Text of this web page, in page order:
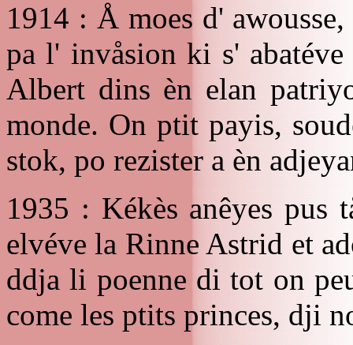
1914 : Å moes d'
pa l' invåsion ki s'
Albert dins èn elan
monde. On ptit payis,
stok, po rezister a èn
1935 : Kékès anêyes pus
elvéve la Rinne Astrid et
ddja li poenne di tot on
come les ptits princes, dji